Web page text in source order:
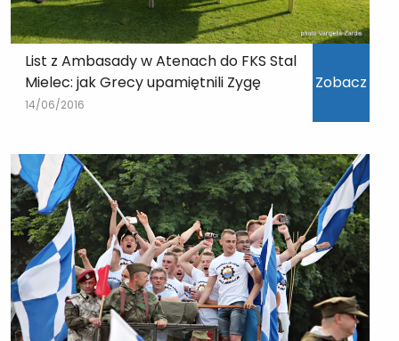
List z Ambasady w Atenach do FKS Stal
Mielec: jak Grecy upamiętnili Zygę
14/06/2016
Zobacz